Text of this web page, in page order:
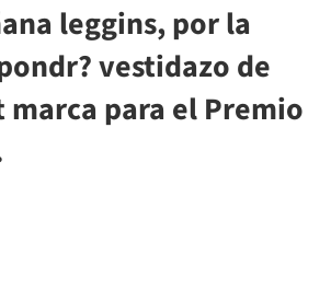
leggins, por la
vestidazo de
marca para el Premio